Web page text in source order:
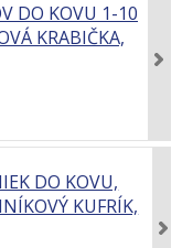
DO KOVU 1-10
KRABIČKA,
DO KOVU,
KUFRÍK,